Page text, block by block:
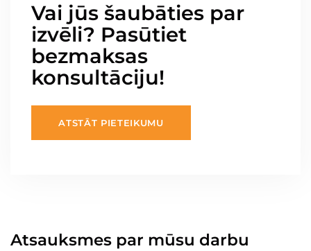
Vai jūs šaubāties par
izvēli? Pasūtiet
bezmaksas
konsultāciju!
ATSTĀT PIETEIKUMU
Atsauksmes par mūsu darbu